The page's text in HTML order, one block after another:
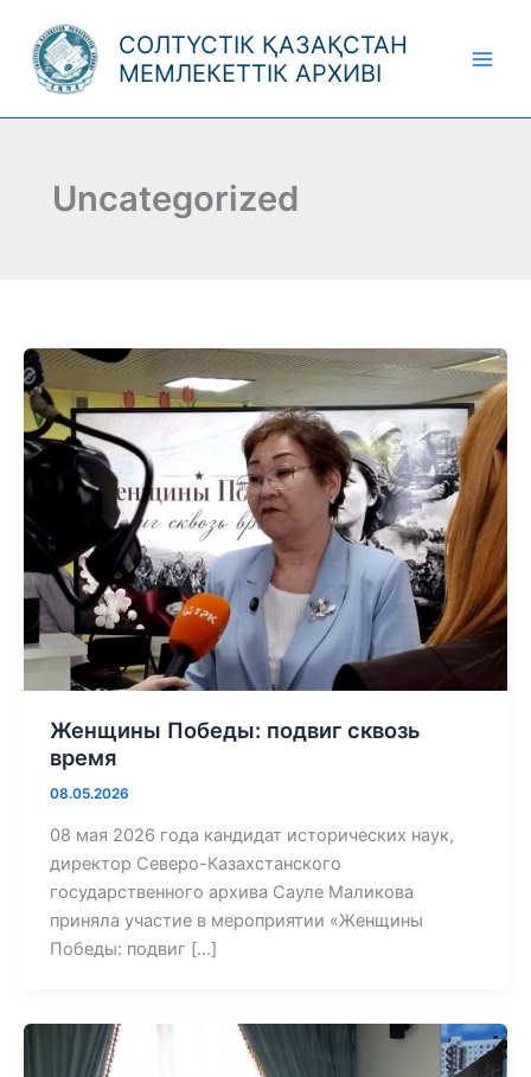
content
СОЛТҮСТІК ҚАЗАҚСТАН
МЕМЛЕКЕТТІК АРХИВІ
Uncategorized
Женщины Победы: подвиг сквозь
время
08.05.2026
08 мая 2026 года кандидат исторических наук,
директор Северо-Казахстанского
государственного архива Сауле Маликова
приняла участие в мероприятии «Женщины
Победы: подвиг […]